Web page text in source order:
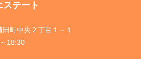
テート
町中央２丁目１－１
18:30